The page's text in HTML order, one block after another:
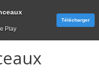
Play
Télécharger